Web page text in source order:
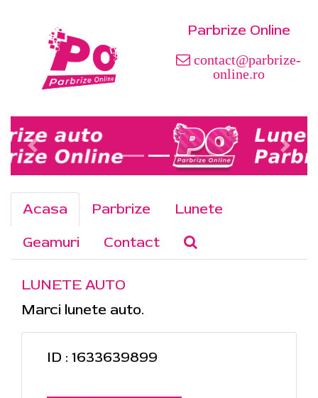
Parbrize Online
contact@parbrize-
online.ro
Acasa Parbrize
Lunete
Geamuri
Contact
LUNETE AUTO
Marci lunete auto.
ID : 1633639899